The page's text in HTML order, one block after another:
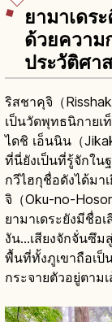
ยามาเดร
ด้วยความ
ประวัติศา
ริสชาคุจิ（
เป็นวัดพุทธนิกายเ
ไดชิ เอ็นนิน（
ที่นี่ยังเป็นที่รู้จักใน
กวีไฮกุชื่อดังได้มา
จิ（Oku-no-
ยามาเดระยังมีชื่อ
งัน...เสียงจักจั่นซึม
พื้นที่ทั้งภูเขาถือเป็
กระจายตัวอยู่ตาม